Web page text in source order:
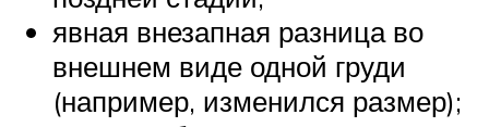
явная внезапная разница во
внешнем виде одной груди
(например, изменился размер);